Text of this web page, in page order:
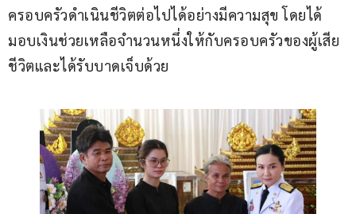
ครอบครัวดำเนินชีวิตต่อไปได้อย่างมีความสุข โดยได้
มอบเงินช่วยเหลือจำนวนหนึ่งให้กับครอบครัวของผู้เสีย
ชีวิตและได้รับบาดเจ็บด้วย